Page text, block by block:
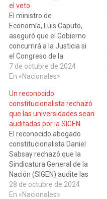
el veto
El ministro de
Economía, Luis Caputo,
aseguró que el Gobierno
concurrirá a la Justicia si
el Congreso de la
Nación logra revertir el veto
a la Ley de Financiamiento
presentando un gasto sin
contrapartida", se quejó el
titular del Palacio de
Hacienda. En declaraciones
al canal LN+, Caputo
sostuvo que si el
Congreso…
7 de octubre de 2024
En «Nacionales»
Un reconocido
constitucionalista rechazó
que las universidades sean
auditadas por la SIGEN
El reconocido abogado
constitucionalista Daniel
Sabsay rechazó que la
Sindicatura General de la
Nación (SIGEN) audite las
universidades nacionales al
argumentar que que el
28 de octubre de 2024
En «Nacionales»